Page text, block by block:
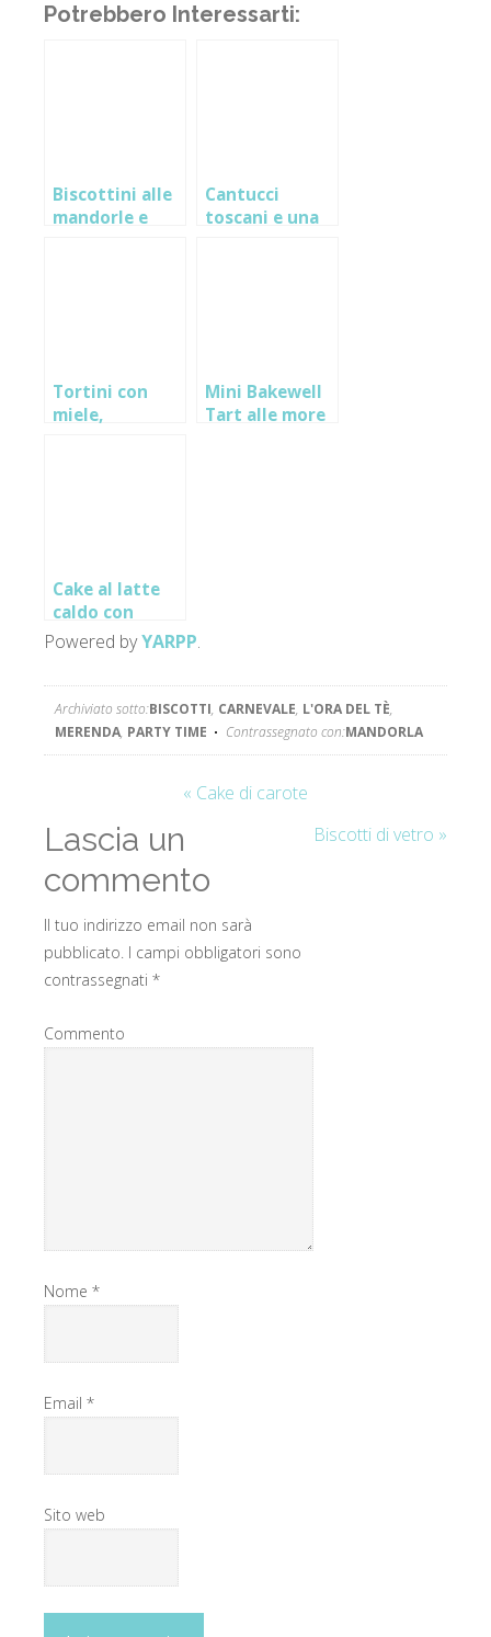
Potrebbero Interessarti:
Biscottini alle
mandorle e
Cantucci
toscani e una
Tortini con
miele,
Mini Bakewell
Tart alle more
Cake al latte
caldo con
mandorle e
Powered byYARPP.
Archiviato sotto:BISCOTTI, CARNEVALE, L'ORA DEL TÈ,
MERENDA, PARTY TIME Contrassegnato con:MANDORLA
« Cake di carote
Biscotti di vetro »
Lascia un
commento
Il tuo indirizzo email non sarà
pubblicato. I campi obbligatori sono
contrassegnati *
Commento
Nome *
Email *
Sito web